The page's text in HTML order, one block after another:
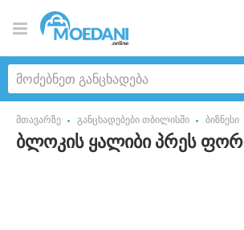
მთავარზე განცხადებები თბილისში ბიზნესი
ბლოკის ყალიბი პრეს